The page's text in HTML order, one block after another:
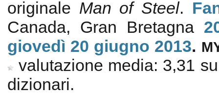
originale Man of Steel.
Canada, Gran Bretagna
giovedì 20 giugno 2013.
valutazione media: 3,31
dizionari.